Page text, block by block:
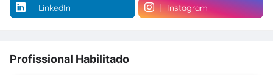
LinkedIn Instagram
Profissional Habilitado